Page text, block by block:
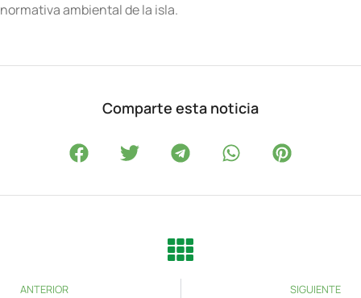
normativa ambiental de la isla.
Comparte esta noticia
ANTERIOR SIGUIENTE